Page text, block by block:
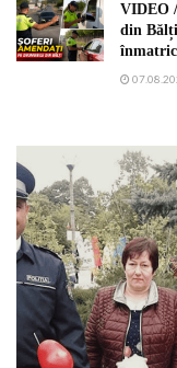
VIDEO
din